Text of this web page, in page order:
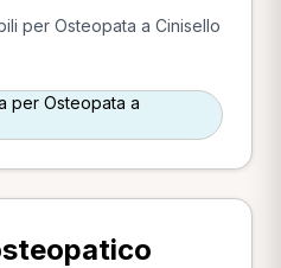
per Osteopata a Cinisello
per Osteopata a